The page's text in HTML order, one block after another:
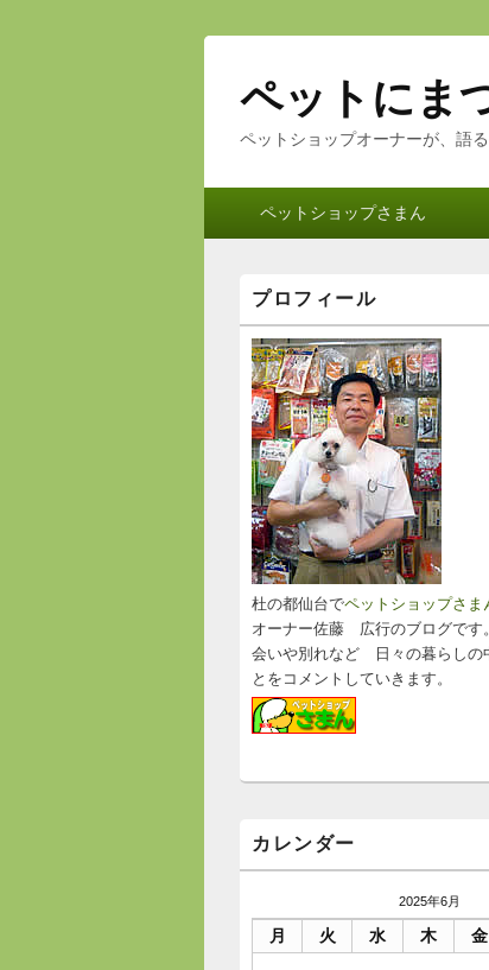
ペットにま
ペットショップオーナーが、語
ペットショップさまん
ン
サ
イ
ド
バ
ー
ウ
ィ
ジ
ェ
ッ
ト
エ
リ
ア
プロフィール
杜の都仙台でペットショップさま
オーナー佐藤 広行のブログです
会いや別れなど 日々の暮らし
とをコメントしていきます。
カレンダー
2025年6月
月 火 水 木 金